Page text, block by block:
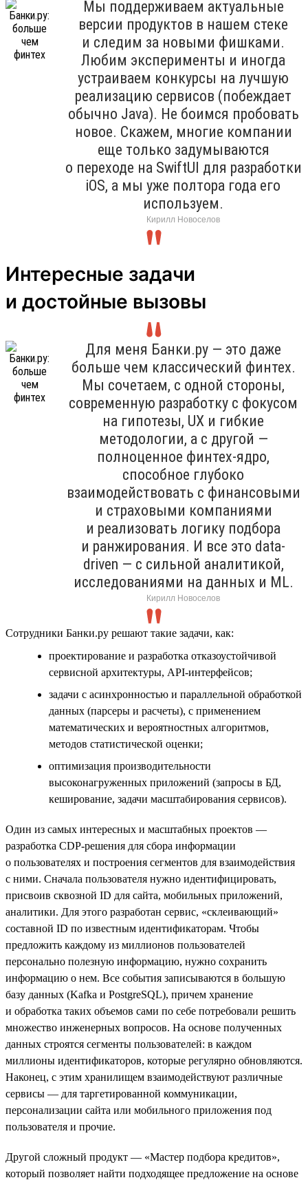
Мы поддерживаем актуальные
версии продуктов в нашем стеке
и следим за новыми фишками.
Любим эксперименты и иногда
устраиваем конкурсы на лучшую
реализацию сервисов (побеждает
обычно Java). Не боимся пробовать
новое. Скажем, многие компании
еще только задумываются
о переходе на SwiftUI для разработки
iOS, а мы уже полтора года его
используем.
Кирилл Новоселов
Интересные задачи
и достойные вызовы
Для меня Банки.ру — это даже
больше чем классический финтех.
Мы сочетаем, с одной стороны,
современную разработку с фокусом
на гипотезы, UX и гибкие
методологии, а с другой —
полноценное финтех-ядро,
способное глубоко
взаимодействовать с финансовыми
и страховыми компаниями
и реализовать логику подбора
и ранжирования. И все это data-
driven — с сильной аналитикой,
исследованиями на данных и ML.
Кирилл Новоселов
Сотрудники Банки.ру решают такие задачи, как:
проектирование и разработка отказоустойчивой
сервисной архитектуры, API-интерфейсов;
задачи с асинхронностью и параллельной обработкой
данных (парсеры и расчеты), с применением
математических и вероятностных алгоритмов,
методов статистической оценки;
оптимизация производительности
высоконагруженных приложений (запросы в БД,
кеширование, задачи масштабирования сервисов).
Один из самых интересных и масштабных проектов —
разработка CDP-решения для сбора информации
о пользователях и построения сегментов для взаимодействия
с ними. Сначала пользователя нужно идентифицировать,
присвоив сквозной ID для сайта, мобильных приложений,
аналитики. Для этого разработан сервис, «склеивающий»
составной ID по известным идентификаторам. Чтобы
предложить каждому из миллионов пользователей
персонально полезную информацию, нужно сохранить
информацию о нем. Все события записываются в большую
базу данных (Kafka и PostgreSQL), причем хранение
и обработка таких объемов сами по себе потребовали решить
множество инженерных вопросов. На основе полученных
данных строятся сегменты пользователей: в каждом
миллионы идентификаторов, которые регулярно обновляются.
Наконец, с этим хранилищем взаимодействуют различные
сервисы — для таргетированной коммуникации,
персонализации сайта или мобильного приложения под
пользователя и прочие.
Другой сложный продукт — «Мастер подбора кредитов»,
который позволяет найти подходящее предложение на основе